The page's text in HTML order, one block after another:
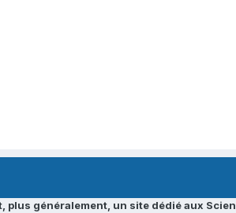
généralement, un site dédié aux